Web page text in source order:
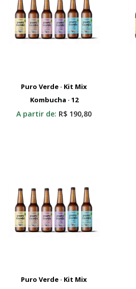
Adicionar Ao Carrinho
Puro Verde · Kit Mix
Kombucha · 12
A partir de: R$ 190,80
Puro Verde · Kit Mix